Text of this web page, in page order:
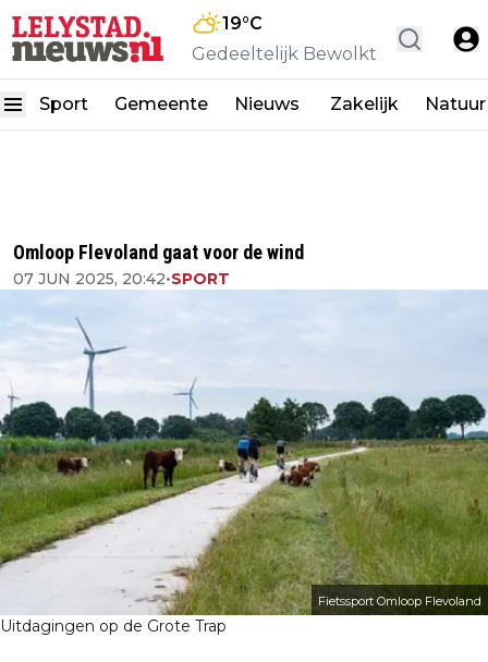
19°C
Gedeeltelijk Bewolkt
Sport Gemeente Nieuws Zakelijk Natuur
Omloop Flevoland gaat voor de wind
07 JUN 2025, 20:42•SPORT
Fietssport Omloop Flevoland
Uitdagingen op de Grote Trap